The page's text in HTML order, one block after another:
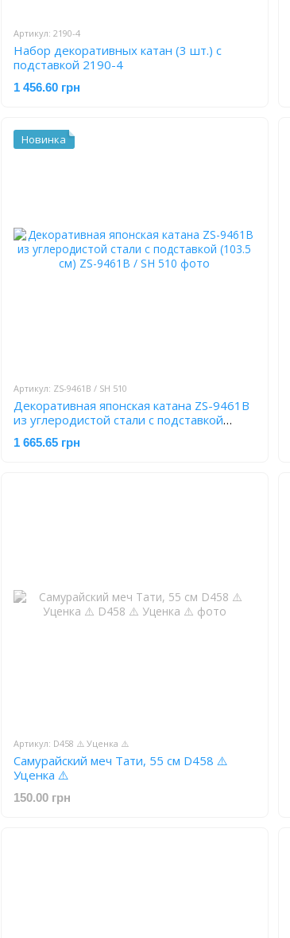
Артикул: 2190-4
Набор декоративных катан (3 шт.) с
подставкой 2190-4
1 456.60 грн
Новинка
Артикул: ZS-9461B / SH 510
Декоративная японская катана ZS-9461B
из углеродистой стали с подставкой
(103.5 см)
1 665.65 грн
Артикул: D458 ⚠️ Уценка ⚠️
Самурайский меч Тати, 55 см D458 ⚠️
Уценка ⚠️
150.00 грн